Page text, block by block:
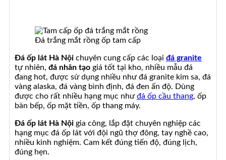
Đá trắng mắt rồng ốp tam cấp
Đá ốp lát Hà Nội chuyên cung cấp các loại đá granite
tự nhiên, đá nhân tạo giá tốt tại kho, nhiều mẫu đá
đang hot, được sử dụng nhiều như đá granite kim sa, đá
vàng alaska, đá vàng bình định, đá đen ấn độ. Dùng
được cho rất nhiều hạng mục nhưđá ốp cầu thang, ốp
bàn bếp, ốp mặt tiền, ốp thang máy.
Đá ốp lát Hà Nội gia công, lắp đặt chuyên nghiệp các
hạng mục đá ốp lát với đội ngũ thợ đông, tay nghề cao,
nhiều kinh nghiệm. Cam kết đúng tiến độ, đúng lịch,
đúng hẹn.